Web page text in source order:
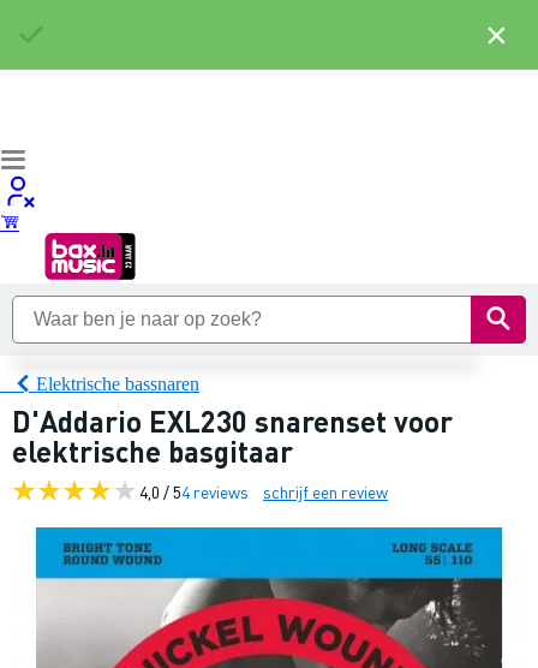
Elektrische bassnaren
D'Addario EXL230 snarenset voor
elektrische basgitaar
4,0 / 54 reviews schrijf een review
×